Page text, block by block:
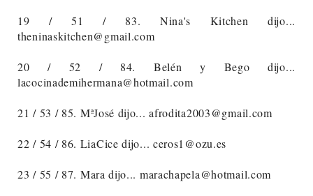
19 / 51 / 83. Nina's Kitchen dijo...
theninaskitchen@gmail.com
20 / 52 / 84. Belén y Bego dijo...
lacocinademihermana@hotmail.com
21 / 53 / 85. MªJosé dijo... afrodita2003@gmail.com
22 / 54 / 86. LiaCice dijo... ceros1@ozu.es
23 / 55 / 87. Mara dijo... marachapela@hotmail.com